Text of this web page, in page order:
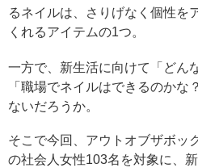
るネイルは、さりげなく個性を
くれるアイテムの1つ。
一方で、新生活に向けて「どん
「職場でネイルはできるのかな
ないだろうか。
そこで今回、アウトオブザボッ
の社会人女性103名を対象に、